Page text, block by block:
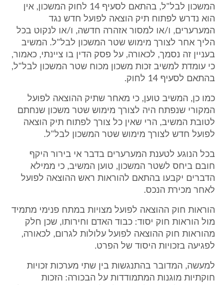
המשכון לבל"ל, בהתאם לסעיף 14 לחוק המשכון, אין
הוא נדרש לפתוח תיק הוצאה לפועל חדש נגד
המערערים, ו/או למסור אזהרה חדשה, ו/או לנקוט בכל
הליך אחר לצורך מימוש שטר המשכון לבל"ל. המשיב
בעניין זה נסמך, לכאורה, על פסק הדין בו ציינתי, כאמור,
כי עומדת למשיב זכות משכון מכוח שטר המשכון לבל"ל,
בהתאם לסעיף 14 לחוק.
כמו כן, המשיב טוען, כי מאחר שתיק ההוצאה לפועל
המקורי שנפתח היה לצורך מימוש שטר משכון שנחתם
לטובת המשיב, הרי שאין כל צורך לפתוח תיק הוצאה
לפועל חדש לצורך מימוש שטר המשכון לבל"ל.
בכל הנוגע לטענת המערערים בדבר אי בירור היקף
חובם ביחס לשטר המשכון, טוען המשיב, כי ממילא
הדברים יקבעו בהתאם להוראות ראש ההוצאה לפועל
לאחר מכירת הנכס.
הוראות חוק ההוצאה לפועל מצויות במתח פנימי מתמיד
מול הוראות חוק יסוד: כבוד האדם וחירותו, שכן חלק
מהוראות חוק ההוצאה לפועל עלולות לגרום, לכאורה,
לפגיעה בזכויות היסוד של הפרט.
למעשה, המדובר בהתנגשות בין שתי מערכות זכויות
חוקתיות מוגנות המתמודדות על הבכורה: הזכות